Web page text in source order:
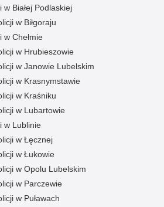
Białej Podlaskiej
w Biłgoraju
Chełmie
w Hrubieszowie
w Janowie Lubelskim
w Krasnymstawie
w Kraśniku
w Lubartowie
w Lublinie
w Łęcznej
w Łukowie
w Opolu Lubelskim
w Parczewie
w Puławach